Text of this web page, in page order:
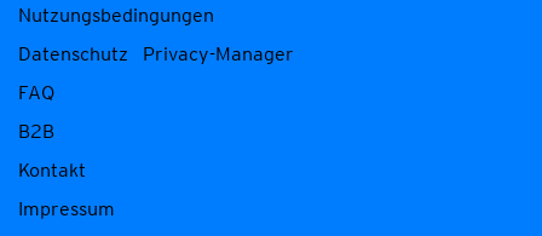
Nutzungsbedingungen
Datenschutz
Privacy-Manager
FAQ
B2B
Kontakt
Impressum